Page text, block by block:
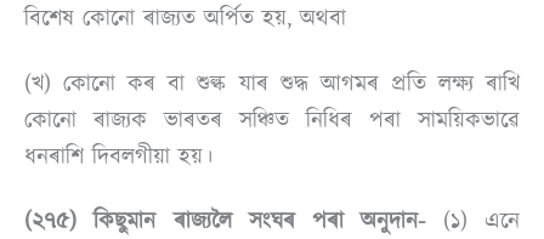
বিশেষ কোনো ৰাজ্যত অৰ্পিত হয়, অথবা
(খ) কোনো কৰ বা শুল্ক যাৰ শুদ্ধ আগমৰ প্ৰতি লক্ষ্য ৰাখি
কোনো ৰাজ্যক ভাৰতৰ সঞ্চিত নিধিৰ পৰা সাময়িকভাৱে
ধনৰাশি দিবলগীয়া হয়।
(২৭৫) কিছুমান ৰাজ্যলৈ সংঘৰ পৰা অনুদান-(১) এনে